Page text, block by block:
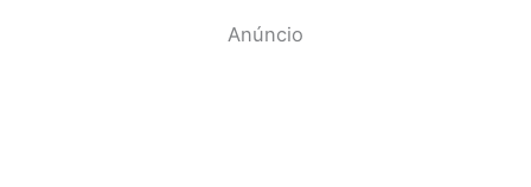
Anúncio